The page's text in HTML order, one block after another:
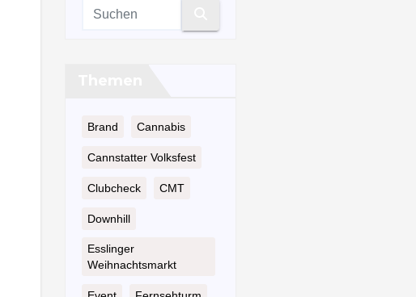
Brand Cannabis
Cannstatter Volksfest
Clubcheck CMT
Downhill
Esslinger
Weihnachtsmarkt